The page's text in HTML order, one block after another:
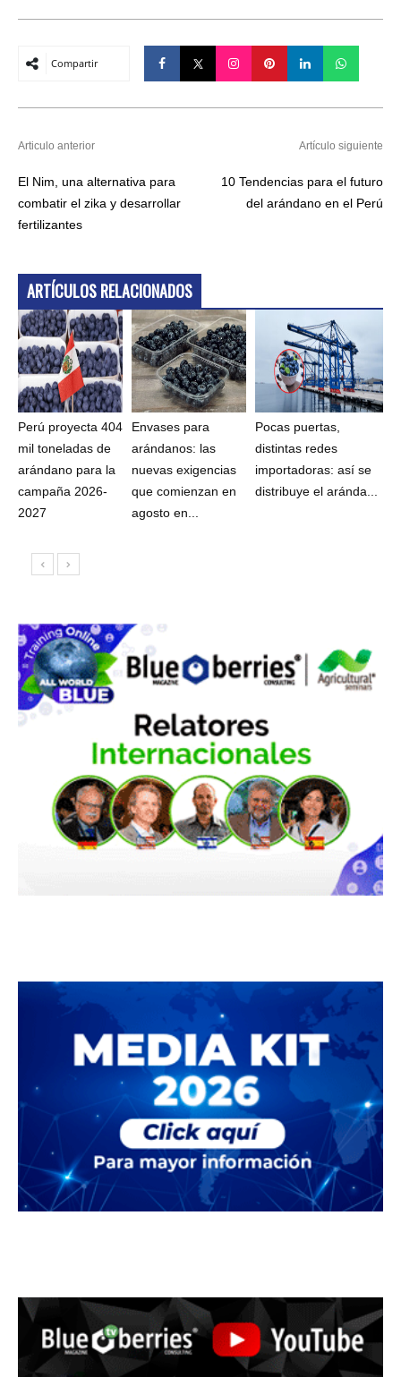
Compartir
Articulo anterior
El Nim, una alternativa para
combatir el zika y desarrollar
fertilizantes
Artículo siguiente
10 Tendencias para el futuro
del arándano en el Perú
ARTÍCULOS RELACIONADOS
Perú proyecta 404
mil toneladas de
arándano para la
campaña 2026-
2027
Envases para
arándanos: las
nuevas exigencias
que comienzan en
agosto en...
Pocas puertas,
distintas redes
importadoras: así se
distribuye el aránda...